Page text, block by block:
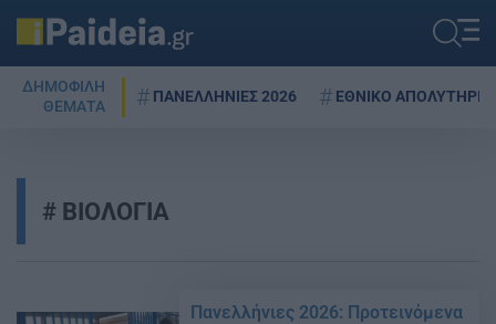
ΔΗΜΟΦΙΛΗ
ΘΕΜΑΤΑ
ΠΑΝΕΛΛΗΝΙΕΣ 2026 ΕΘΝΙΚΟ ΑΠΟΛΥΤΗΡΙΟ
ΒΙΟΛΟΓΙΑ
Πανελλήνιες 2026: Προτεινόμενα